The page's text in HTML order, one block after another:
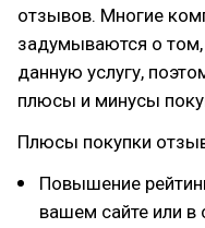
отзывов. Многие
задумываются о том,
данную услугу,
плюсы и минусы
Плюсы покупки
Повышение
вашем сайте или в